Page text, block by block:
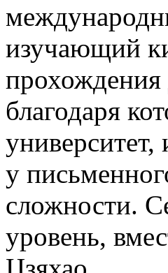
изучающий
прохождения
благодаря
у
сложности.
уровень,